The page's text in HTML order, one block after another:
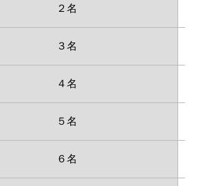
２名
３名
４名
５名
６名